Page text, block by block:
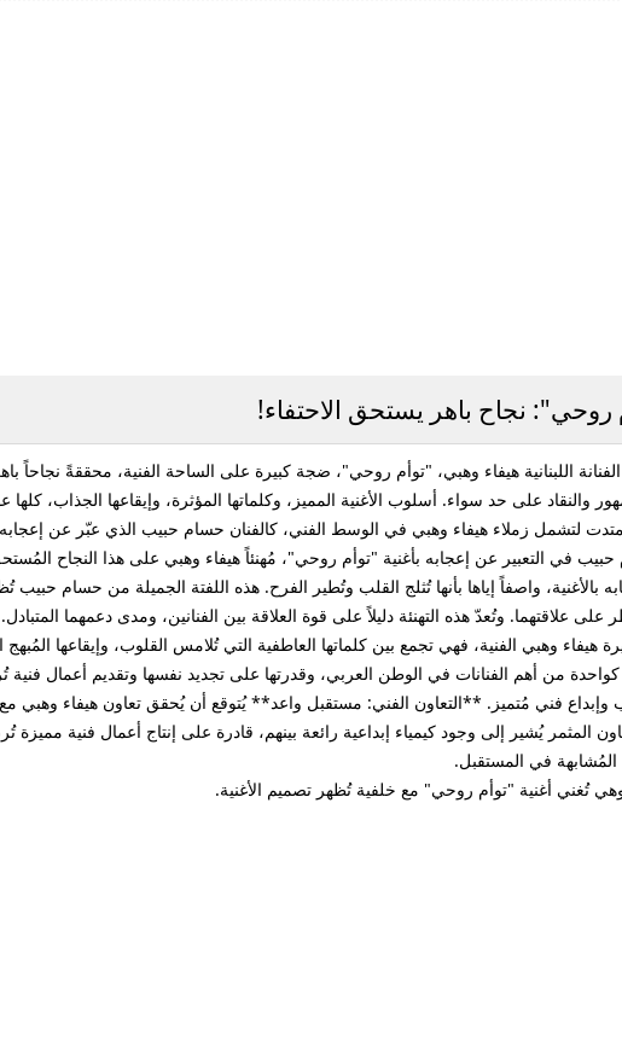
روحي": نجاح باهر يستحق الاحتفاء!
اللبنانية هيفاء وهبي، "توأم روحي"، ضجة كبيرة على الساحة الفنية، محققةً نجاحاً
على حد سواء. أسلوب الأغنية المميز، وكلماتها المؤثرة، وإيقاعها الجذاب،
لتشمل زملاء هيفاء وهبي في الوسط الفني، كالفنان حسام حبيب الذي عبّر عن إعجابه
في التعبير عن إعجابه بأغنية "توأم روحي"، مُهنئاً هيفاء وهبي على هذا النجاح
واصفاً إياها بأنها تُثلج القلب وتُطير الفرح. هذه اللفتة الجميلة من حسام حبيب
على علاقتهما. وتُعدّ هذه التهنئة دليلاً على قوة العلاقة بين الفنانين، ومدى دعمهما
وهبي الفنية، فهي تجمع بين كلماتها العاطفية التي تُلامس القلوب، وإيقاعها
من أهم الفنانات في الوطن العربي، وقدرتها على تجديد نفسها وتقديم أعمال
فني مُتميز. **التعاون الفني: مستقبل واعد** يُتوقع أن يُحقق تعاون هيفاء وهبي
يُشير إلى وجود كيمياء إبداعية رائعة بينهم، قادرة على إنتاج أعمال فنية مميزة
المُشابهة في المستقبل.
تُغني أغنية "توأم روحي" مع خلفية تُظهر تصميم الأغنية.